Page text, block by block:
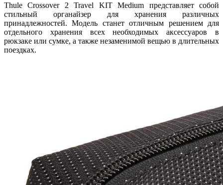
Thule Crossover 2 Travel KIT Medium представляет собой
стильный органайзер для хранения различных
принадлежностей. Модель станет отличным решением для
отдельного хранения всех необходимых аксессуаров в
рюкзаке или сумке, а также незаменимой вещью в длительных
поездках.